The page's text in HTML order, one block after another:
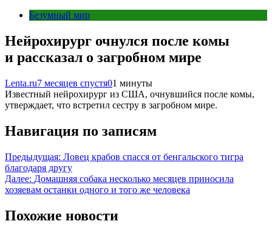
Безумный мир
Нейрохирург очнулся после комы
и рассказал о загробном мире
Lenta.ru7 месяцев спустя01 минуты
Известный нейрохирург из США, очнувшийся после комы,
утверждает, что встретил сестру в загробном мире.
Навигация по записям
Предыдущая: Ловец крабов спасся от бенгальского тигра
благодаря другу
Далее: Домашняя собака несколько месяцев приносила
хозяевам останки одного и того же человека
Похожие новости